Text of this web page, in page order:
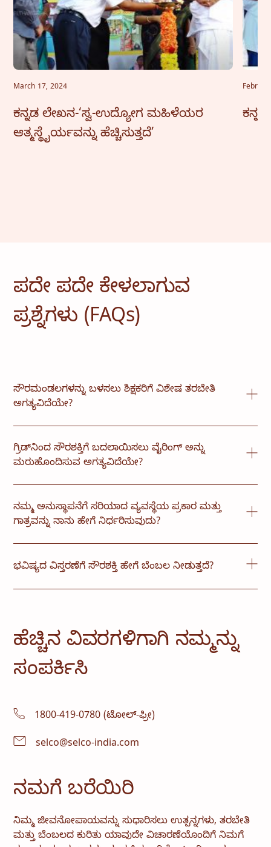
March 17, 2024
ಕನ್ನಡ ಲೇಖನ-‘ಸ್ವ-ಉದ್ಯೋಗ ಮಹಿಳೆಯರ
ಆತ್ಮಸ್ಥೈರ್ಯವನ್ನು ಹೆಚ್ಚಿಸುತ್ತದೆ’
ಪದೇ ಪದೇ ಕೇಳಲಾಗುವ
ಪ್ರಶ್ನೆಗಳು (FAQs)
ಸೌರಮಂಡಲಗಳನ್ನು ಬಳಸಲು ಶಿಕ್ಷಕರಿಗೆ ವಿಶೇಷ ತರಬೇತಿ
ಅಗತ್ಯವಿದೆಯೇ?
ಅವುಗಳನ್ನು ಪರಿಣಾಮಕಾರಿಯಾಗಿ ನಿರ್ವಹಿಸಲು ಮತ್ತು
ನಿರ್ವಹಿಸಲು ಶಿಕ್ಷಕರು ಮತ್ತು ಸಹಾಯಕ ಸಿಬ್ಬಂದಿಗೆ ಅಗತ್ಯವಿರುವ
ಗ್ರಿಡ್‌ನಿಂದ ಸೌರಶಕ್ತಿಗೆ ಬದಲಾಯಿಸಲು ವೈರಿಂಗ್ ಅನ್ನು
ಮರುಹೊಂದಿಸುವ ಅಗತ್ಯವಿದೆಯೇ?
(ಗ್ರಿಡ್-ಬ್ಯಾಕಪ್) ಸೆಟಪ್ ಅನ್ನು ಆರಿಸಿದರೆ, SELCO ಸಮಾನಾಂತರ
ಸೌರ-ಲೋಡ್ ವೈರಿಂಗ್ ಅನ್ನು ಸ್ಥಾಪಿಸುತ್ತದೆ. ಅಸ್ತಿತ್ವದಲ್ಲಿರುವ
ಲೋಡ್-ವೈರಿಂಗ್ ಅಗತ್ಯವಿಲ್ಲ.
ನಮ್ಮ ಅನುಸ್ಥಾಪನೆಗೆ ಸರಿಯಾದ ವ್ಯವಸ್ಥೆಯ ಪ್ರಕಾರ ಮತ್ತು
ಗಾತ್ರವನ್ನು ನಾನು ಹೇಗೆ ನಿರ್ಧರಿಸುವುದು?
ಸೈಟ್ ಸಮೀಕ್ಷೆಯನ್ನು ನಡೆಸುತ್ತದೆ, ವಿವಿಧ ಸೌರ ಪರಿಹಾರಗಳನ್ನು
ಭವಿಷ್ಯದ ವಿಸ್ತರಣೆಗೆ ಸೌರಶಕ್ತಿ ಹೇಗೆ ಬೆಂಬಲ ನೀಡುತ್ತದೆ?
ನಿಮಗೆ ಅಗತ್ಯವಿದ್ದಾಗ ಮಾತ್ರ ನೀವು ಗಾತ್ರವನ್ನು ಹೆಚ್ಚಿಸುತ್ತೀರಿ ಎಂದು
ಖಚಿತಪಡಿಸುತ್ತದೆ.
ಹೆಚ್ಚಿನ ವಿವರಗಳಿಗಾಗಿ ನಮ್ಮನ್ನು
ಸಂಪರ್ಕಿಸಿ
1800-419-0780 (ಟೋಲ್-ಫ್ರೀ)
selco@selco-india.com
ನಮಗೆ ಬರೆಯಿರಿ
ನಿಮ್ಮ ಜೀವನೋಪಾಯವನ್ನು ಸುಧಾರಿಸಲು ಉತ್ಪನ್ನಗಳು, ತರಬೇತಿ
ಮತ್ತು ಬೆಂಬಲದ ಕುರಿತು ಯಾವುದೇ ವಿಚಾರಣೆಯೊಂದಿಗೆ ನಿಮಗೆ